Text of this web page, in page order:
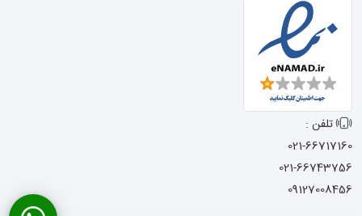
تلفن :
021-66717160
021-66743756
09127008456